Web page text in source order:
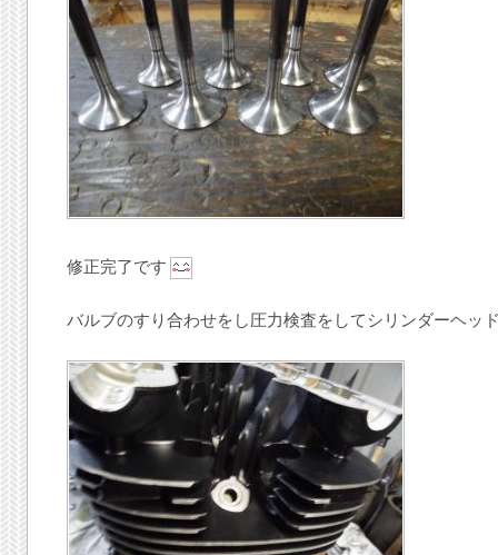
修正完了です
バルブのすり合わせをし圧力検査をしてシリンダーヘッ